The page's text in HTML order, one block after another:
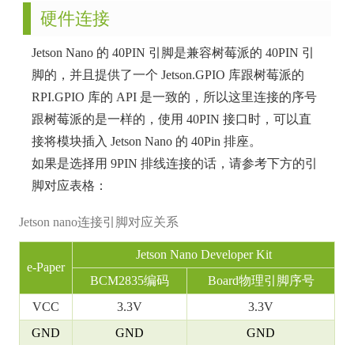
硬件连接
Jetson Nano 的 40PIN 引脚是兼容树莓派的 40PIN 引
脚的，并且提供了一个 Jetson.GPIO 库跟树莓派的
RPI.GPIO 库的 API 是一致的，所以这里连接的序号
跟树莓派的是一样的，使用 40PIN 接口时，可以直
接将模块插入 Jetson Nano 的 40Pin 排座。
如果是选择用 9PIN 排线连接的话，请参考下方的引
脚对应表格：
Jetson nano连接引脚对应关系
e-Paper
Jetson Nano Developer Kit
BCM2835编码
Board物理引脚序号
VCC
3.3V
3.3V
GND
GND
GND